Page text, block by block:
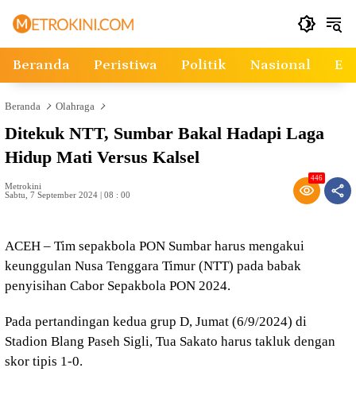
Beranda Peristiwa Politik Nasional
Beranda Olahraga
Ditekuk NTT, Sumbar Bakal Hadapi Laga
Hidup Mati Versus Kalsel
Metrokini
Sabtu, 7 September 2024 | 08 : 00
446
ACEH – Tim sepakbola PON Sumbar harus mengakui
keunggulan Nusa Tenggara Timur (NTT) pada babak
penyisihan Cabor Sepakbola PON 2024.
Pada pertandingan kedua grup D, Jumat (6/9/2024) di
Stadion Blang Paseh Sigli, Tua Sakato harus takluk dengan
skor tipis 1-0.